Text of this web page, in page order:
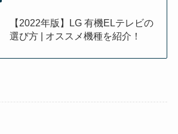
【2022年版】LG 有機ELテレビの
選び方 | オススメ機種を紹介！